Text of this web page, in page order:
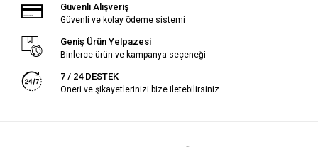
Güvenli Alışveriş
Güvenli ve kolay ödeme sistemi
Geniş Ürün Yelpazesi
Binlerce ürün ve kampanya seçeneği
7 / 24 DESTEK
Öneri ve şikayetlerinizi bize iletebilirsiniz.